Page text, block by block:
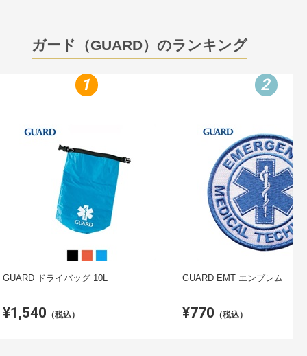
ガード（GUARD）のランキング
1
GUARD ドライバッグ 10L
¥1,540 （税込）
2
GUARD EMT エンブレム
¥770 （税込）